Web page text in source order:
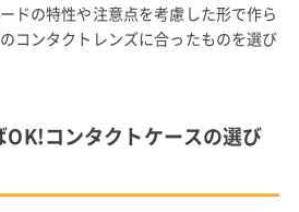
ドの特性や注意点を考慮した形で作ら
コンタクトレンズに合ったものを選び
OK!コンタクトケースの選び